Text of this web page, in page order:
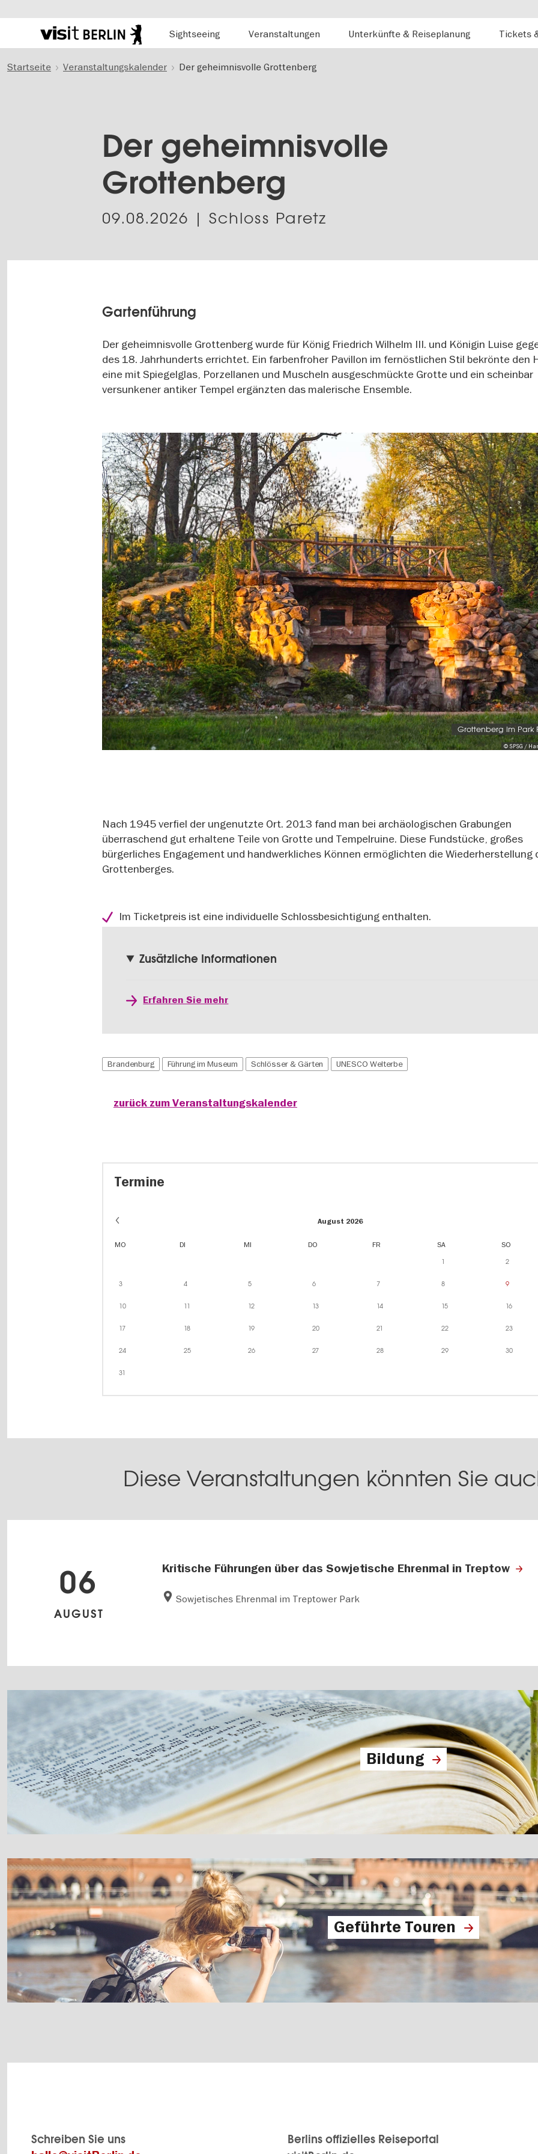
zum
Berlins
Tourismusportal
Sightseeing
Veranstaltungen Unterkünfte & Reiseplanung Tickets
Startseite Veranstaltungskalender Der geheimnisvolle Grottenberg
Der geheimnisvolle
Grottenberg
09.08.2026 | Schloss Paretz
Gartenführung
Der geheimnisvolle Grottenberg wurde für König Friedrich Wilhelm III. und Königin Luise
des 18. Jahrhunderts errichtet. Ein farbenfroher Pavillon im fernöstlichen Stil bekrönte den
eine mit Spiegelglas, Porzellanen und Muscheln ausgeschmückte Grotte und ein scheinbar
versunkener antiker Tempel ergänzten das malerische Ensemble.
Image
gallery
© SPSG /
Grottenberg im Park
Nach 1945 verfiel der ungenutzte Ort. 2013 fand man bei archäologischen Grabungen
überraschend gut erhaltene Teile von Grotte und Tempelruine. Diese Fundstücke, großes
bürgerliches Engagement und handwerkliches Können ermöglichten die Wiederherstellung
Grottenberges.
Im Ticketpreis ist eine individuelle Schlossbesichtigung enthalten.
Zusätzliche Informationen
Erfahren Sie mehr
Brandenburg Führung im Museum Schlösser & Gärten UNESCO Welterbe
zurück zum Veranstaltungskalender
Termine
August 2026
MO DI MI DO FR SA SO
1 2
3 4 5 6 7 8 9
10 11 12 13 14 15 16
17 18 19 20 21 22 23
24 25 26 27 28 29 30
31
Diese Veranstaltungen könnten Sie
Kritische Führungen über das Sowjetische Ehrenmal in Treptow
Sowjetisches Ehrenmal im Treptower Park
06
AUGUST
Bildung
Geführte Touren
Schreiben Sie uns
Berlins offizielles Reiseportal